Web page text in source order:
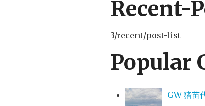
Recent-
3/recent/post-list
Popular
GW 猪苗